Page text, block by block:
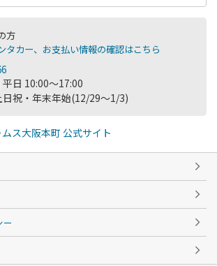
方
タカー、お支払い情報の確認はこちら
日 10:00～17:00
祝・年末年始(12/29～1/3)
ス大阪本町 公式サイト
ー